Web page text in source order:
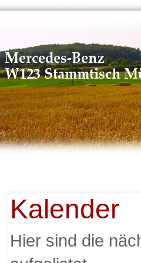
Kalender
Hier sind die